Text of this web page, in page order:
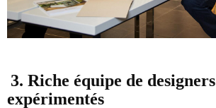
3. Riche équipe de designers
expérimentés